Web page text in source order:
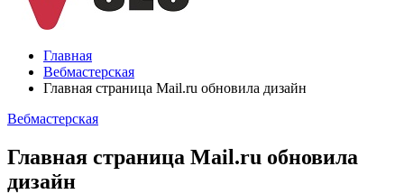
Главная
Вебмастерская
Главная страница Mail.ru обновила дизайн
Вебмастерская
Главная страница Mail.ru обновила
дизайн